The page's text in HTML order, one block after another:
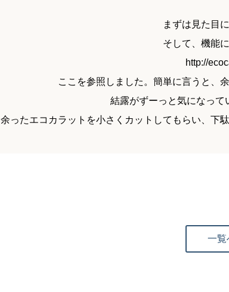
まずは見た目
そして、機能
http://
ここを参照しました。簡単に言うと、
結露がずーっと気になって
余ったエコカラットを小さくカットしてもらい、下
一覧